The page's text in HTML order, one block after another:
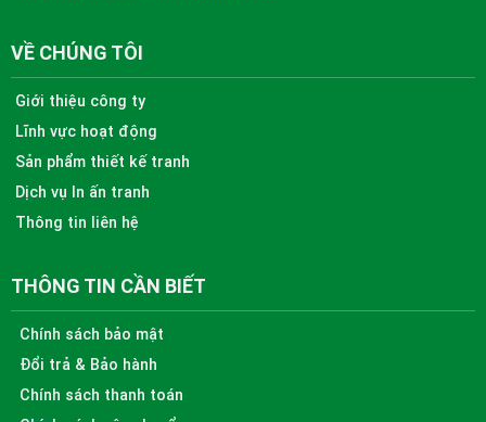
VỀ CHÚNG TÔI
Giới thiệu công ty
Lĩnh vực hoạt động
Sản phẩm thiết kế tranh
Dịch vụ In ấn tranh
Thông tin liên hệ
THÔNG TIN CẦN BIẾT
Chính sách bảo mật
Đổi trả & Bảo hành
Chính sách thanh toán